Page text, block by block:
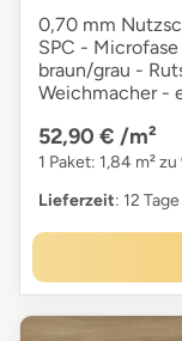
0,70 mm
SPC -
braun/grau -
Weichmacher -
52,90 € /m²
1 Paket: 1,84 m²
Lieferzeit: 12 Tage